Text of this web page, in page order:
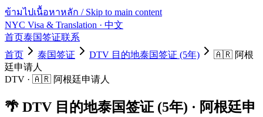
ข้ามไปเนื้อหาหลัก / Skip to main content
NYC Visa & Translation · 中文
首页泰国签证联系
首页
泰国签证 DTV 目的地泰国签证 (5年) 🇦🇷 阿根
廷申请人
DTV · 🇦🇷 阿根廷申请人
🌴 DTV 目的地泰国签证 (5年) · 阿根廷申